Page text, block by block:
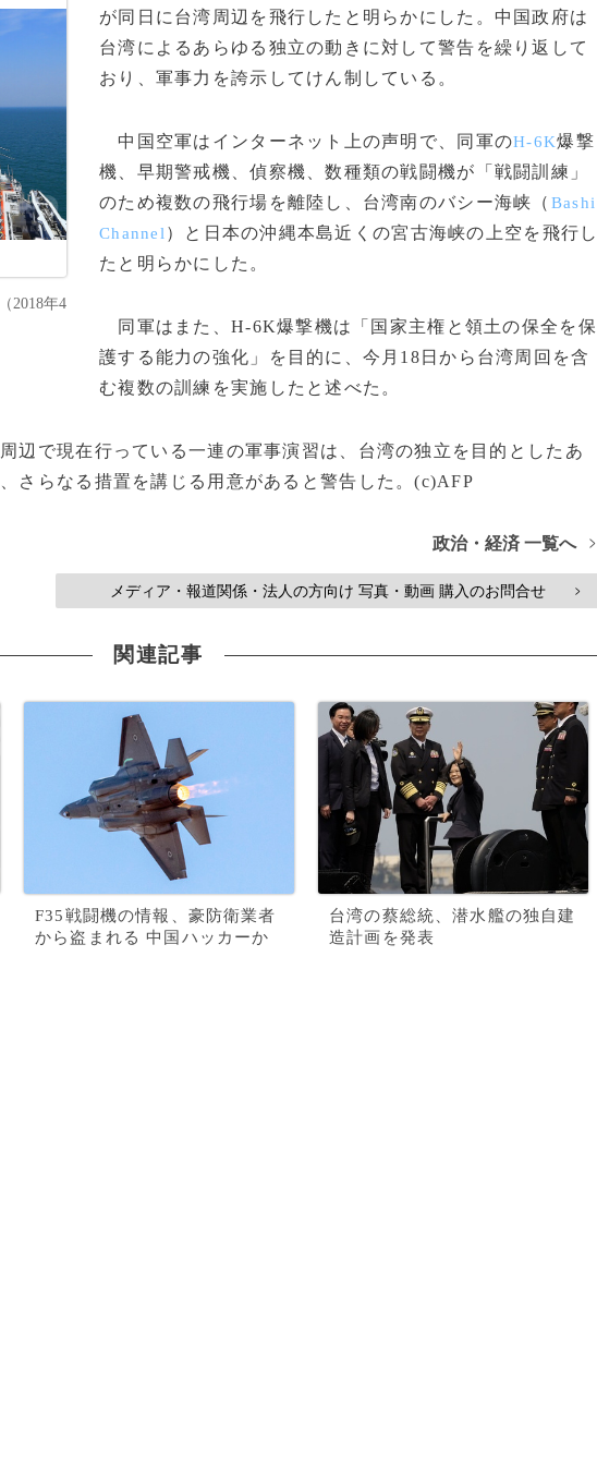
2018年4
が同日に台湾周辺を飛行したと明らかにした。中国政府は
台湾によるあらゆる独立の動きに対して警告を繰り返して
おり、軍事力を誇示してけん制している。
中国空軍はインターネット上の声明で、同軍のH-6K爆撃
機、早期警戒機、偵察機、数種類の戦闘機が「戦闘訓練」
のため複数の飛行場を離陸し、台湾南のバシー海峡（ Bashi
Channel ）と日本の沖縄本島近くの宮古海峡の上空を飛行し
たと明らかにした。
同軍はまた、H-6K爆撃機は「国家主権と領土の保全を保
護する能力の強化」を目的に、今月18日から台湾周回を含
む複数の訓練を実施したと述べた。
辺で現在行っている一連の軍事演習は、台湾の独立を目的としたあ
さらなる措置を講じる用意があると警告した。(c)AFP
政治・経済 一覧へ >
メディア・報道関係・法人の方向け 写真・動画 購入のお問合せ >
関連記事
F35戦闘機の情報、豪防衛業者
から盗まれる 中国ハッカーか
台湾の蔡総統、潜水艦の独自建
造計画を発表